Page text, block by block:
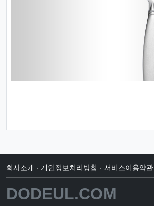
회사소개 · 개인정보처리방침 · 서비스이용약관
DODEUL.COM